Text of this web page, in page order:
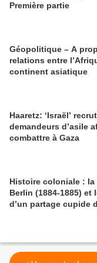
Première partie
Géopolitique – A
relations entre
continent asiatique
Haaretz: ‘Israël’
demandeurs d’asile
combattre à Gaza
Histoire coloniale : la
Berlin (1884-1885) et
d’un partage cupide